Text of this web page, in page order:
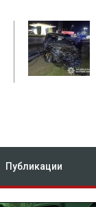
Публикации